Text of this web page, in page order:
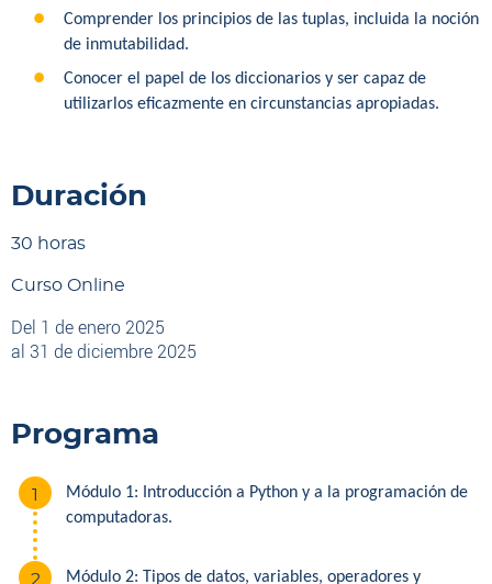
Comprender los principios de las tuplas, incluida la noción
de inmutabilidad.
Conocer el papel de los diccionarios y ser capaz de
utilizarlos eficazmente en circunstancias apropiadas.
Duración
30 horas
Curso Online
Del 1 de enero 2025
al 31 de diciembre 2025
Programa
Módulo 1: Introducción a Python y a la programación de
computadoras.
Módulo 2: Tipos de datos, variables, operadores y